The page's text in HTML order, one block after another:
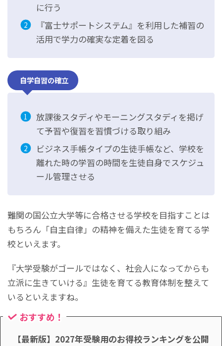
に行う
『富士サポートシステム』を利用した補習の
活用で学力の確実な定着を図る
自学自習の確立
放課後スタディやモーニングスタディを掲げ
て予習や復習を習慣づける取り組み
ビジネス手帳タイプの生徒手帳など、学校を
離れた時の学習の時間を生徒自身でスケジュ
ール管理させる
難関の国公立大学等に合格させる学校を目指すことは
もちろん「自主自律」の精神を備えた生徒を育てる学
校といえます。
『大学受験がゴールではなく、社会人になってからも
立派に生きていける』生徒を育てる教育体制を整えて
いるといえますね。
おすすめ！
【最新版】2027年受験用のお得校ランキングを公開